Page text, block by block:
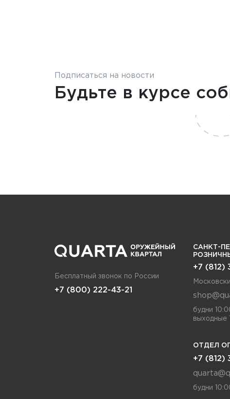
Подписаться на новости
Будьте в курсе
Бесплатный звонок по России
+7 (800) 222-43-21
САНКТ-
+7 (812)
будни
выходные
ОТДЕЛ
+7 (812)
будни